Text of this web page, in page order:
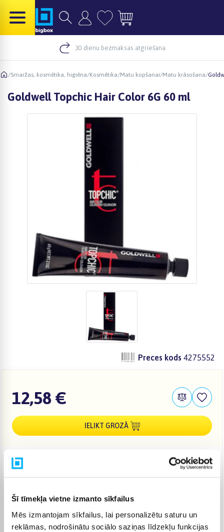
Šī tīmekļa vietne izmanto sīkfailus
Mēs izmantojam sīkfailus, lai personalizētu saturu un
reklāmas, nodrošinātu sociālo saziņas līdzekļu funkcijas
30 dienu bezmaksas atgriešana
/Smaržas, kosmētika, higiēna/Kosmētika/Matu kopšanai/Matu krāsošana/
Goldwell Topchic Hair Color 6G 60 ml
Preces kods 4275552
12,58 €
IELIKT GROZĀ
Venipak pakomāts (2,99 €)
Augusts 27d. - Septembris 4d.
Venipak Kurjers (3,99 €)